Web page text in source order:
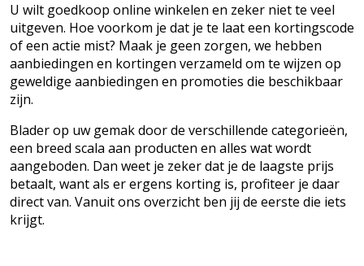
U wilt goedkoop online winkelen en zeker niet te veel
uitgeven. Hoe voorkom je dat je te laat een kortingscode
of een actie mist? Maak je geen zorgen, we hebben
aanbiedingen en kortingen verzameld om te wijzen op
geweldige aanbiedingen en promoties die beschikbaar
zijn.
Blader op uw gemak door de verschillende categorieën,
een breed scala aan producten en alles wat wordt
aangeboden. Dan weet je zeker dat je de laagste prijs
betaalt, want als er ergens korting is, profiteer je daar
direct van. Vanuit ons overzicht ben jij de eerste die iets
krijgt.